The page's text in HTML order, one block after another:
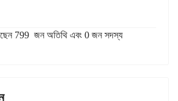
799 জন অতিথি এবং 0 জন সদস্য